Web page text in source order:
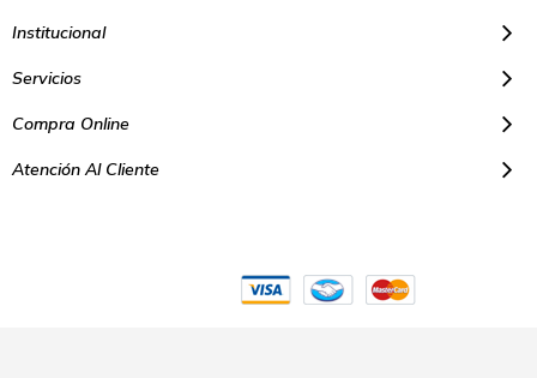
Institucional
Servicios
Compra Online
Atención Al Cliente